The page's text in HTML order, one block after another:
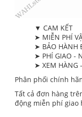
▼ CAM KẾT
➤ MIỄN PHÍ
➤ BẢO HÀNH
➤ PHÍ GIAO -
➤ XEM HÀNG
Phân phối chính
Tất cả đơn hàng
động miễn phí giao